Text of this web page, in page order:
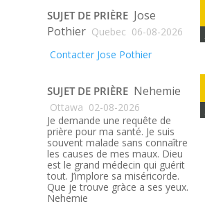
SUJET DE PRIÈRE Jose
Pothier Quebec 06-08-2026
Contacter Jose Pothier
SUJET DE PRIÈRE Nehemie
Ottawa 02-08-2026
Je demande une requête de
prière pour ma santé. Je suis
souvent malade sans connaître
les causes de mes maux. Dieu
est le grand médecin qui guérit
tout. J’implore sa miséricorde.
Que je trouve gràce a ses yeux.
Nehemie